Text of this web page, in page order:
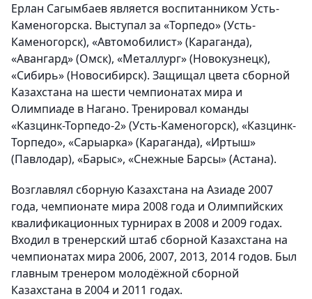
Ерлан Сагымбаев является воспитанником Усть-
Каменогорска. Выступал за «Торпедо» (Усть-
Каменогорск), «Автомобилист» (Караганда),
«Авангард» (Омск), «Металлург» (Новокузнецк),
«Сибирь» (Новосибирск). Защищал цвета сборной
Казахстана на шести чемпионатах мира и
Олимпиаде в Нагано. Тренировал команды
«Казцинк-Торпедо-2» (Усть-Каменогорск), «Казцинк-
Торпедо», «Сарыарка» (Караганда), «Иртыш»
(Павлодар), «Барыс», «Снежные Барсы» (Астана).
Возглавлял сборную Казахстана на Азиаде 2007
года, чемпионате мира 2008 года и Олимпийских
квалификационных турнирах в 2008 и 2009 годах.
Входил в тренерский штаб сборной Казахстана на
чемпионатах мира 2006, 2007, 2013, 2014 годов. Был
главным тренером молодёжной сборной
Казахстана в 2004 и 2011 годах.